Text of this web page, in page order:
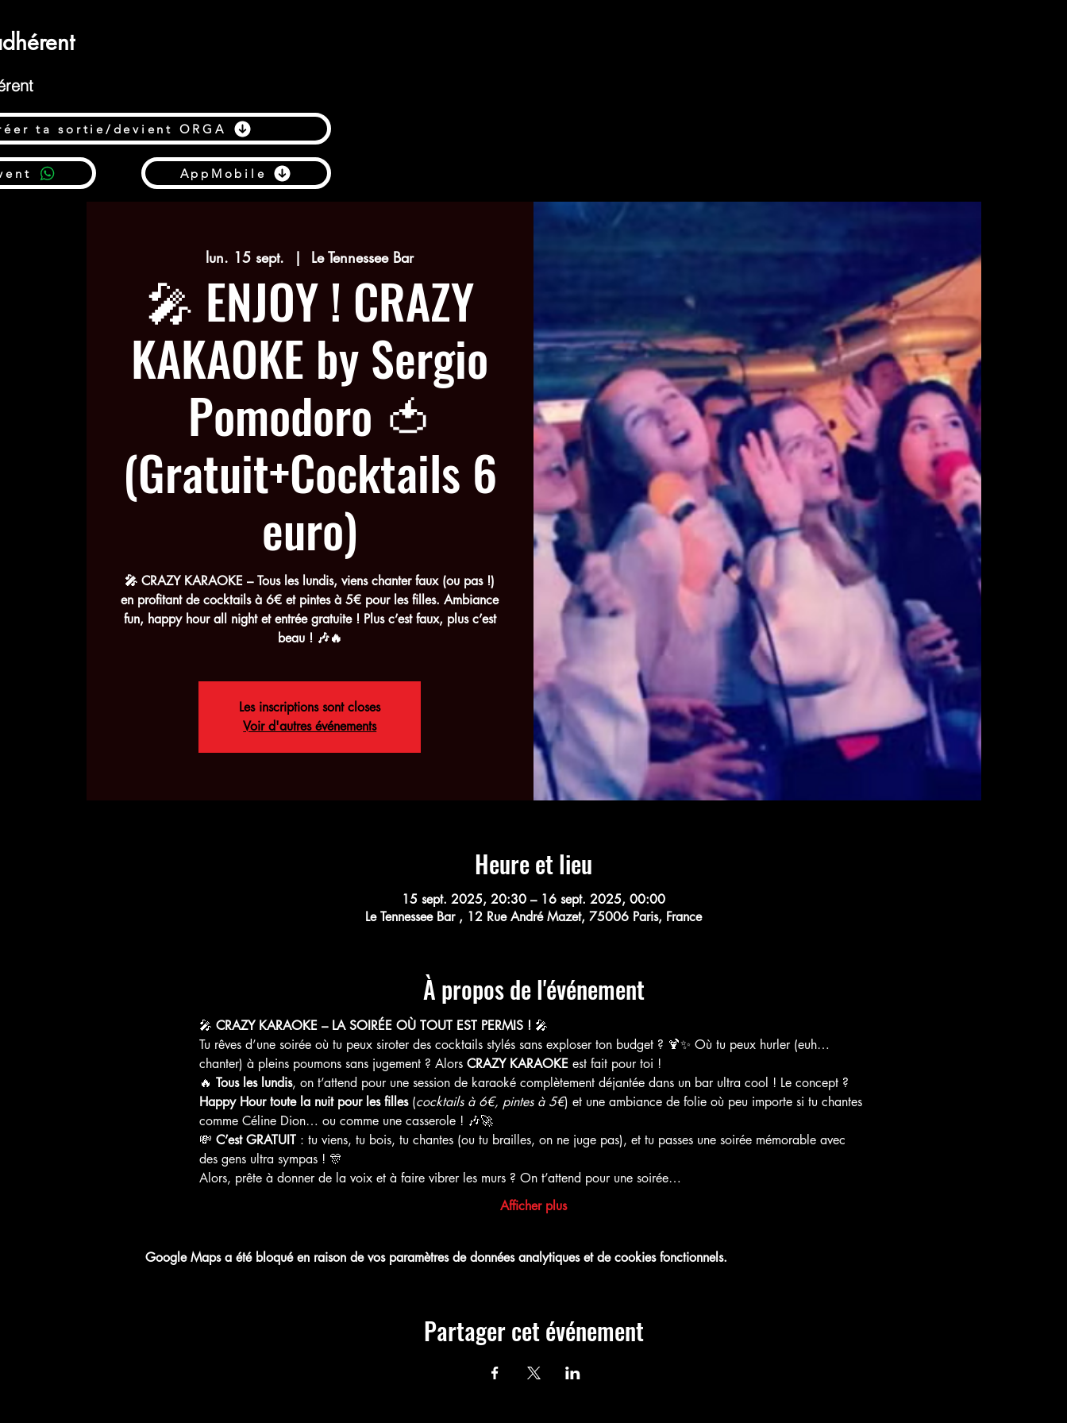
ta sortie/devient ORGA
AppMobile
lun. 15 sept.
  |
Le Tennessee Bar
🎤 ENJOY ! CRAZY
KAKAOKE by Sergio
Pomodoro 🍅
(Gratuit+Cocktails 6
euro)
🎤 CRAZY KARAOKE – Tous les lundis, viens chanter faux (ou pas !)
en profitant de cocktails à 6€ et pintes à 5€ pour les filles. Ambiance
fun, happy hour all night et entrée gratuite ! Plus c’est faux, plus c’est
beau ! 🎶🔥
Les inscriptions sont closes
Voir d'autres événements
Heure et lieu
15 sept. 2025, 20:30 – 16 sept. 2025, 00:00
Le Tennessee Bar , 12 Rue André Mazet, 75006 Paris, France
À propos de l'événement
🎤 CRAZY KARAOKE – LA SOIRÉE OÙ TOUT EST PERMIS ! 🎤
Tu rêves d’une soirée où tu peux siroter des cocktails stylés sans exploser ton budget ? 🍹✨ Où tu peux hurler (euh…
chanter) à pleins poumons sans jugement ? Alors CRAZY KARAOKE est fait pour toi !
🔥 Tous les lundis, on t’attend pour une session de karaoké complètement déjantée dans un bar ultra cool ! Le concept ?
Happy Hour toute la nuit pour les filles (cocktails à 6€, pintes à 5€) et une ambiance de folie où peu importe si tu chantes
comme Céline Dion… ou comme une casserole ! 🎶🚀
💸 C’est GRATUIT : tu viens, tu bois, tu chantes (ou tu brailles, on ne juge pas), et tu passes une soirée mémorable avec
des gens ultra sympas ! 🎊
Alors, prête à donner de la voix et à faire vibrer les murs ? On t’attend pour une soirée…
Afficher plus
Google Maps a été bloqué en raison de vos paramètres de données analytiques et de cookies fonctionnels.
Partager cet événement